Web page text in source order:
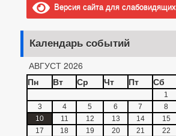
Версия сайта для слабовидящих
Календарь событий
АВГУСТ 2026
Пн
Вт Ср Чт Пт Сб
1
3
4 5 6 7 8
10
11 12 13 14 15
17
18 19 20 21 22